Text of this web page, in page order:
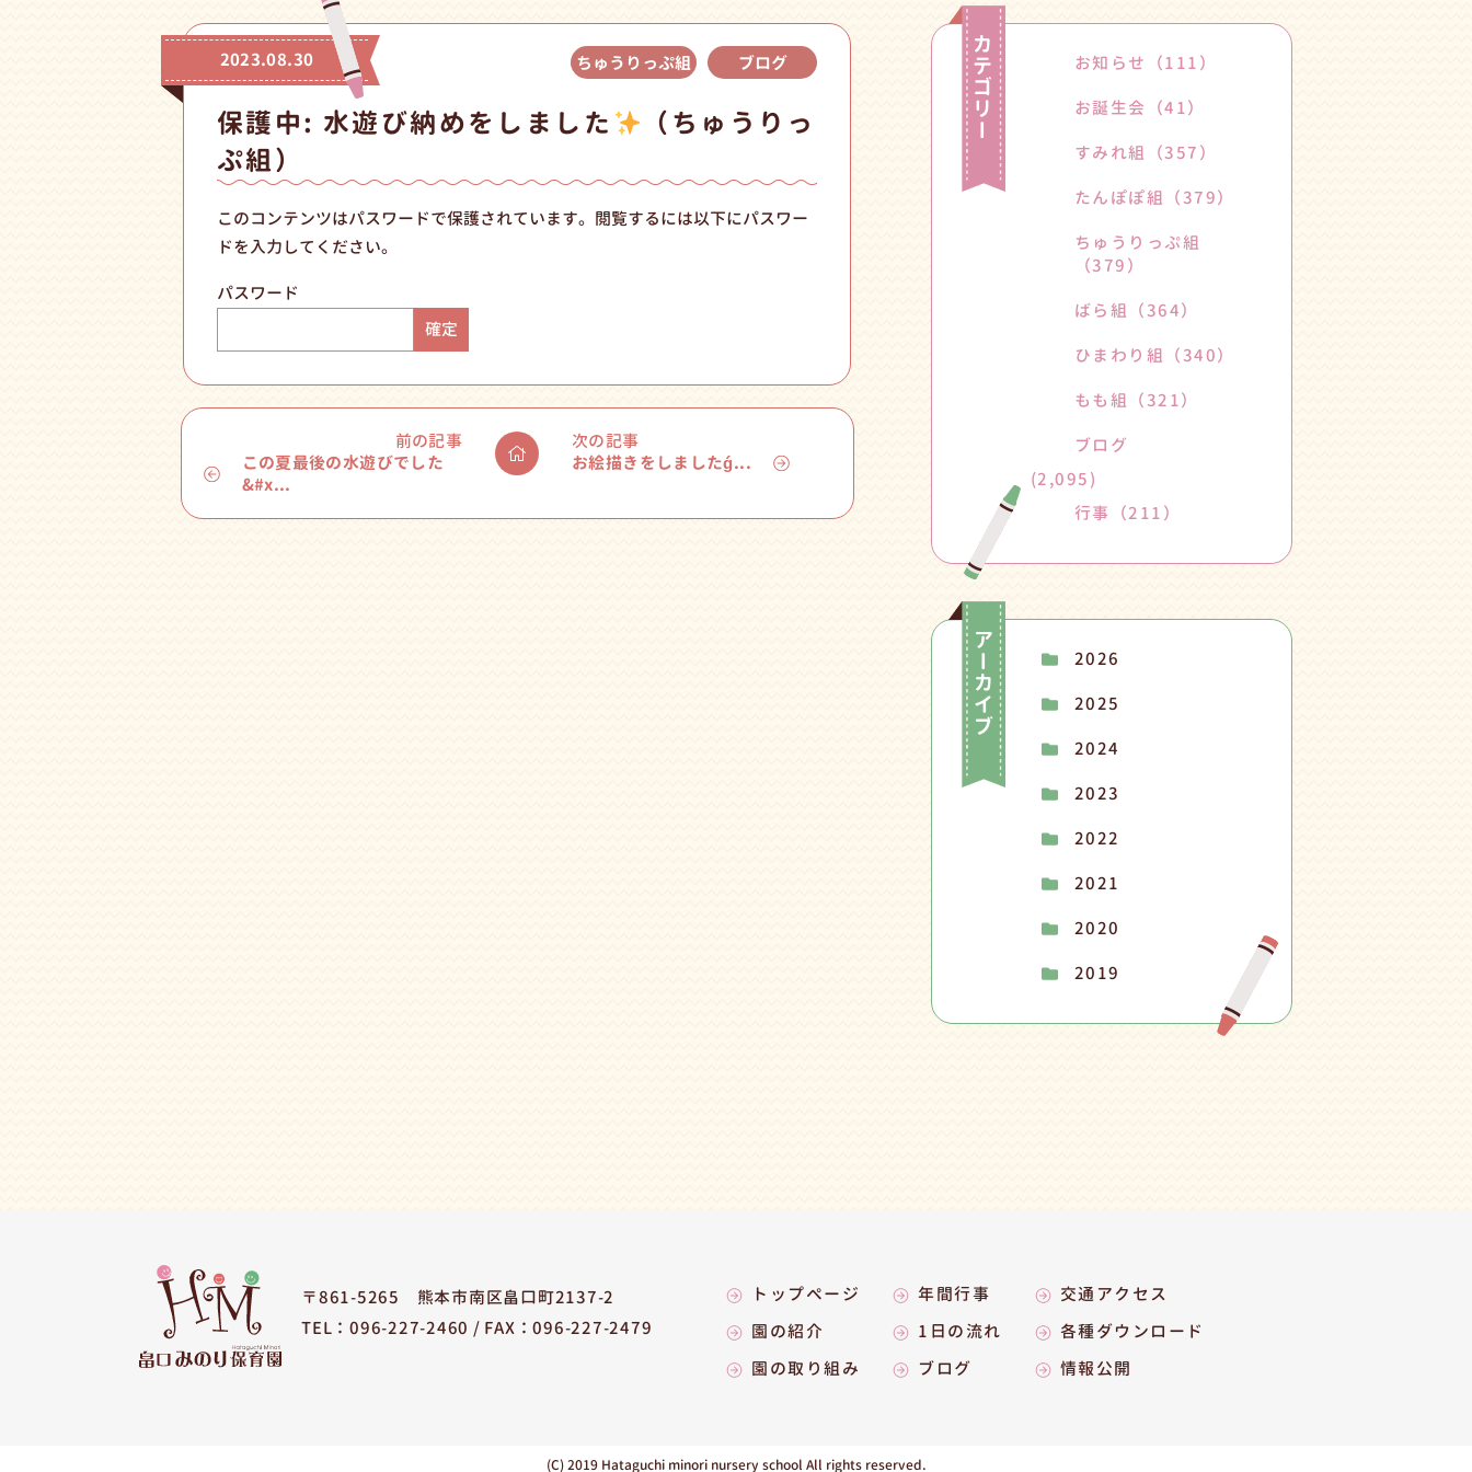
2023.08.30
保護中: 水遊び納めをしました
（ちゅうりっ
ぷ組）
このコンテンツはパスワードで保護されています。閲覧するには以下にパスワー
ドを入力してください。
パスワード
ちゅうりっぷ組 ブログ
前の記事
この夏最後の水遊びでした
&#x...
次の記事
お絵描きをしましたǵ...
お知らせ
（111）
お誕生会
（41）
すみれ組
（357）
たんぽぽ組 （379）
ちゅうりっぷ組
（379）
ばら組 （364）
ひまわり組 （340）
もも組 （321）
ブログ
(2,095)
行事
（211）
2026
2025
2024
2023
2022
2021
2020
2019
〒861-5265
熊本市南区畠口町2137-2
TEL：096-227-2460 / FAX：096-227-2479
トップページ
園の紹介
園の取り組み
年間行事
1日の流れ
ブログ
交通アクセス
各種ダウンロード
情報公開
(C) 2019 Hataguchi minorinursery school All rights reserved.